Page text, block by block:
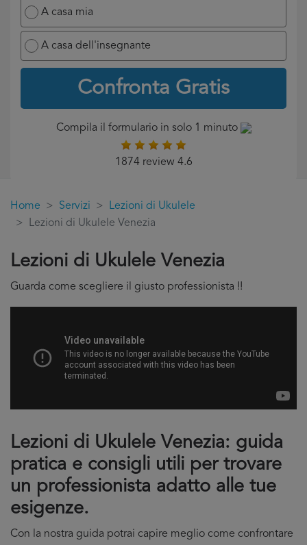
A casa mia
A casa dell'insegnante
Confronta Gratis
Compila il formulario in solo 1 minuto
1874 review 4.6
Home Servizi
Lezioni di Ukulele
Lezioni di Ukulele Venezia
Lezioni di Ukulele Venezia
Guarda come scegliere il giusto professionista !!
Lezioni di Ukulele Venezia: guida
pratica e consigli utili per trovare
un professionista adatto alle tue
esigenze.
Con la nostra guida potrai capire meglio come confrontare